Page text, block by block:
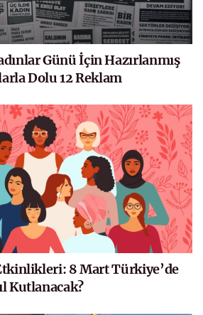
Günü İçin Hazırlanmış
Dolu 12 Reklam
8 Mart Türkiye’de
Kutlanacak?